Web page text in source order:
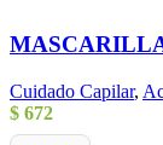
Cuidado Capilar,
$ 672